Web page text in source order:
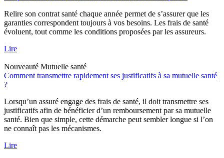
Relire son contrat santé chaque année permet de s’assurer que les
garanties correspondent toujours à vos besoins. Les frais de santé
évoluent, tout comme les conditions proposées par les assureurs.
Lire
Nouveauté Mutuelle santé
Comment transmettre rapidement ses justificatifs à sa mutuelle santé
?
Lorsqu’un assuré engage des frais de santé, il doit transmettre ses
justificatifs afin de bénéficier d’un remboursement par sa mutuelle
santé. Bien que simple, cette démarche peut sembler longue si l’on
ne connaît pas les mécanismes.
Lire